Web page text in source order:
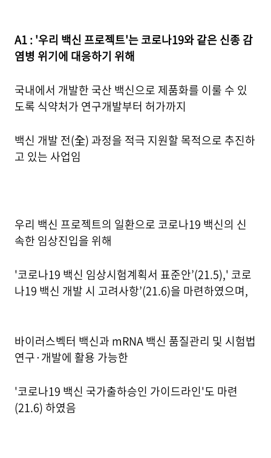
A1 : '우리 백신 프로젝트'는 코로나19와 같은 신종 감
염병 위기에 대응하기 위해
국내에서 개발한 국산 백신으로 제품화를 이룰 수 있
도록 식약처가 연구개발부터 허가까지
백신 개발 전(全) 과정을 적극 지원할 목적으로 추진하
고 있는 사업임
우리 백신 프로젝트의 일환으로 코로나19 백신의 신
속한 임상진입을 위해
'코로나19 백신 임상시험계획서 표준안’(21.5),' 코로
나19 백신 개발 시 고려사항’(21.6)을 마련하였으며,
바이러스벡터 백신과 mRNA 백신 품질관리 및 시험법
연구·개발에 활용 가능한
'코로나19 백신 국가출하승인 가이드라인'도 마련
(21.6) 하였음